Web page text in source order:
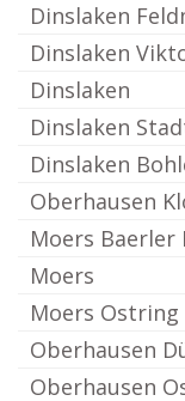
Dinslaken
Dinslaken
Dinslaken
Dinslaken
Dinslaken
Oberhausen
Moers Baerler
Moers
Moers Ostring
Oberhausen
Oberhausen